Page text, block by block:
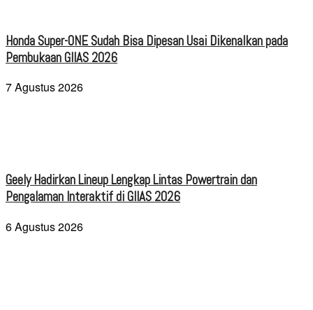
Honda Super-ONE Sudah Bisa Dipesan Usai Dikenalkan pada
Pembukaan GIIAS 2026
7 Agustus 2026
Geely Hadirkan Lineup Lengkap Lintas Powertrain dan
Pengalaman Interaktif di GIIAS 2026
6 Agustus 2026